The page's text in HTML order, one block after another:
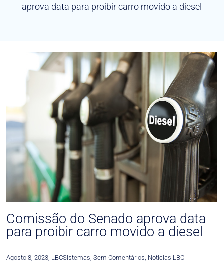
aprova data para proibir carro movido a diesel
Comissão do Senado aprova data
para proibir carro movido a diesel
Agosto 8, 2023, LBCSistemas, Sem Comentários, Noticias LBC